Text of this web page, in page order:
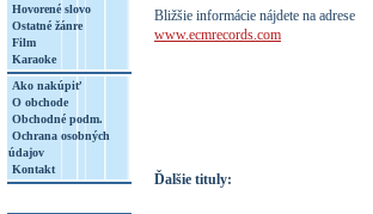
Hovorené slovo
Ostatné žánre
Film
Karaoke
Ako nakúpiť
O obchode
Obchodné podm.
Ochrana osobných
údajov
Kontakt
Bližšie informácie nájdete na adrese
www.ecmrecords.com
Ďalšie tituly: